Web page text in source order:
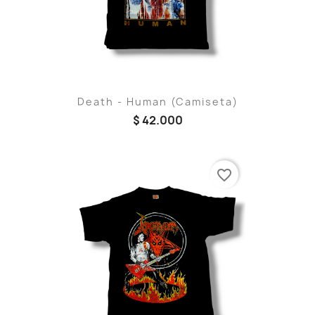
Death - Human (Camiseta)
$ 42.000
favorite_border